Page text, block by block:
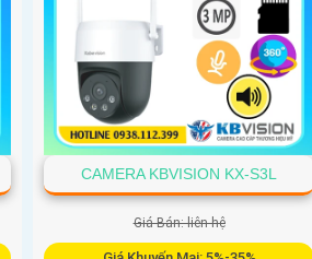
CAMERA KBVISION KX-S3L
Giá Bán: liên hệ